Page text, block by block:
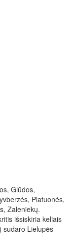
Glūdos,
Platuonės,
Zaleniekų.
išsiskiria keliais
sudaro Lielupės